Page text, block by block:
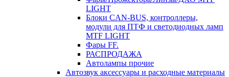
LIGHT
Блоки CAN-BUS, контроллеры,
модули для ПТФ и светодиодных ламп
MTF LIGHT
Фары FF.
РАСПРОДАЖА
Автолампы прочие
Автозвук аксессуары и расходные материалы